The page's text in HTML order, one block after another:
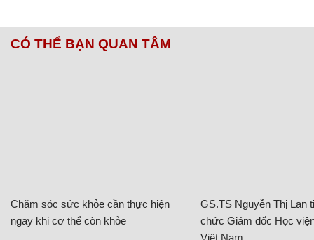
CÓ THỂ BẠN QUAN TÂM
Chăm sóc sức khỏe cần thực hiện
ngay khi cơ thể còn khỏe
GS.TS Nguyễn Thị Lan
chức Giám đốc Học